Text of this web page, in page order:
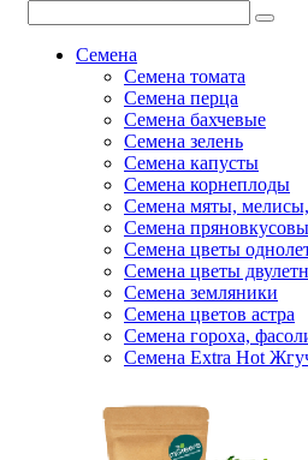
Семена
Семена томата
Семена перца
Семена бахчевые
Семена зелень
Семена капусты
Семена корнеплоды
Семена мяты,
Семена
Семена цветы
Семена цветы
Семена земляники
Семена цветов астра
Семена гороха,
Семена Extra Hot